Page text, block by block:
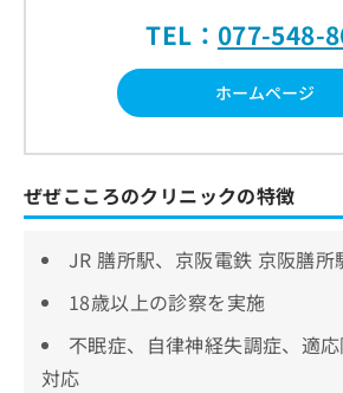
TEL： 077-548-
ホームページ
ぜぜこころのクリニックの特徴
JR 膳所駅、京阪電鉄 京阪膳
18歳以上の診察を実施
不眠症、自律神経失調症、適
対応